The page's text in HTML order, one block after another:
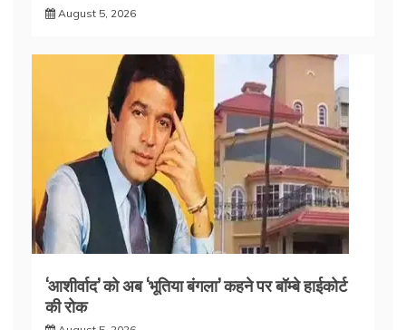
August 5, 2026
‘आशीर्वाद’ को अब ‘भूतिया बंगला’ कहने पर बॉम्बे हाईकोर्ट
की रोक